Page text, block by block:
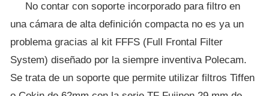
No contar con soporte incorporado para filtro en
una cámara de alta definición compacta no es ya un
problema gracias al kit FFFS (Full Frontal Filter
System) diseñado por la siempre inventiva Polecam.
Se trata de un soporte que permite utilizar filtros Tiffen